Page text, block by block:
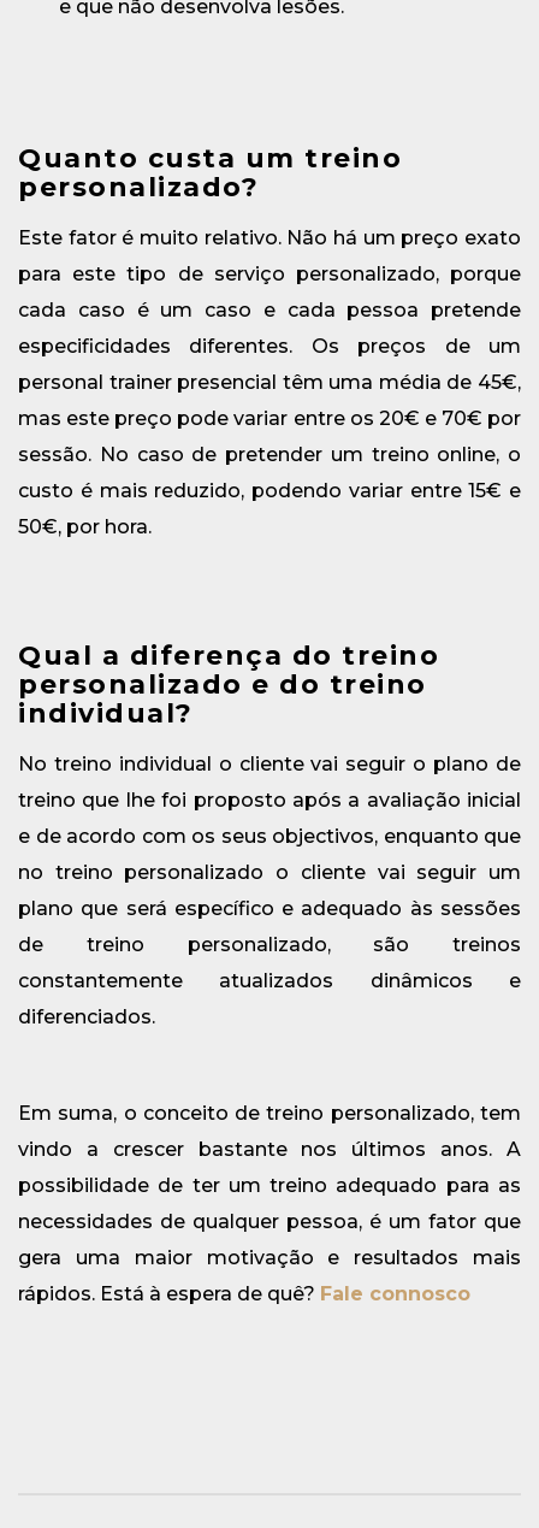
e que não desenvolva lesões.
Quanto custa um treino
personalizado?
Este fator é muito relativo. Não há um preço exato
para este tipo de serviço personalizado, porque
cada caso é um caso e cada pessoa pretende
especificidades diferentes. Os preços de um
personal trainer presencial têm uma média de 45€,
mas este preço pode variar entre os 20€ e 70€ por
sessão. No caso de pretender um treino online, o
custo é mais reduzido, podendo variar entre 15€ e
50€, por hora.
Qual a diferença do treino
personalizado e do treino
individual?
No treino individual o cliente vai seguir o plano de
treino que lhe foi proposto após a avaliação inicial
e de acordo com os seus objectivos, enquanto que
no treino personalizado o cliente vai seguir um
plano que será específico e adequado às sessões
de treino personalizado, são treinos
constantemente atualizados dinâmicos e
diferenciados.
Em suma, o conceito de treino personalizado, tem
vindo a crescer bastante nos últimos anos. A
possibilidade de ter um treino adequado para as
necessidades de qualquer pessoa, é um fator que
gera uma maior motivação e resultados mais
rápidos. Está à espera de quê? Fale connosco